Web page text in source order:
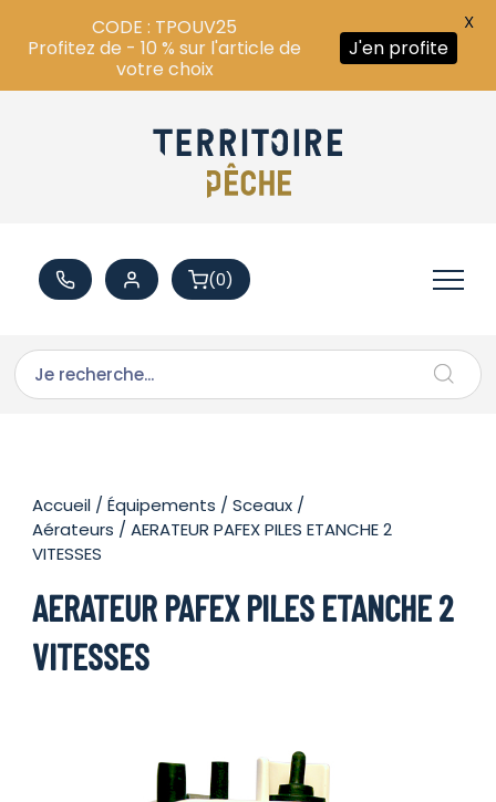
(0)
Accueil /Équipements /Sceaux /
Aérateurs / AERATEUR PAFEX PILES ETANCHE 2
VITESSES
AERATEUR PAFEX PILES ETANCHE 2
VITESSES
CODE : TPOUV25
Profitez de - 10 % sur l'article de
votre choix
J'en profite
X